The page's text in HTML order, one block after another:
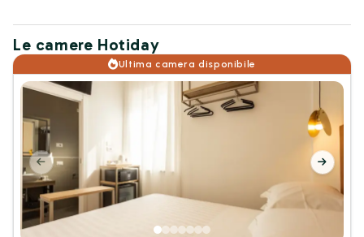
Le camere Hotiday
Ultima camera disponibile